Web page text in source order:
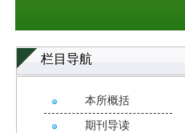
栏目导航
本所概括
期刊导读